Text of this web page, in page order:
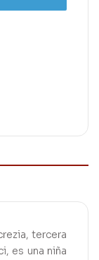
tercera
es una niña